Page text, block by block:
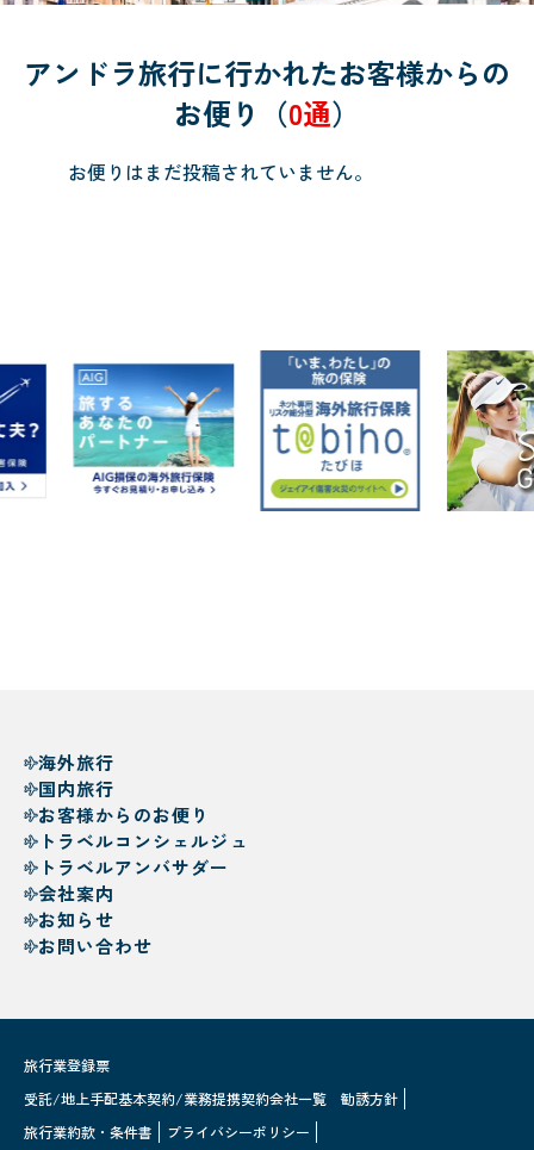
アンドラ旅行に行かれたお客様からの
お便り（0通）
お便りはまだ投稿されていません。
海外旅行
国内旅行
お客様からのお便り
トラベルコンシェルジュ
トラベルアンバサダー
会社案内
お知らせ
お問い合わせ
旅行業登録票
受託/地上手配基本契約/業務提携契約会社一覧
勧誘方針
旅行業約款・条件書
プライバシーポリシー